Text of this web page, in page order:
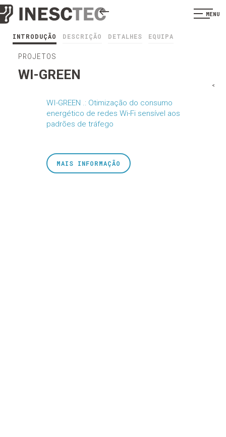
MENU
INTRODUÇÃO DESCRIÇÃO DETALHES EQUIPA
PROJETOS
WI-GREEN
WI-GREEN .: Otimização do consumo
energético de redes Wi-Fi sensível aos
padrões de tráfego
<
MAIS INFORMAÇÃO